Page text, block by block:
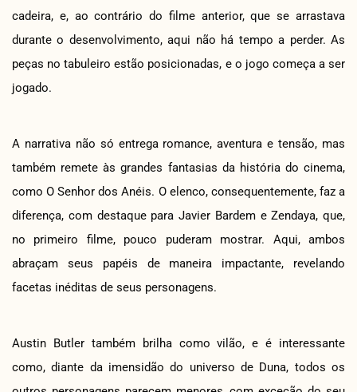
cadeira, e, ao contrário do filme anterior, que se arrastava
durante o desenvolvimento, aqui não há tempo a perder. As
peças no tabuleiro estão posicionadas, e o jogo começa a ser
jogado.
A narrativa não só entrega romance, aventura e tensão, mas
também remete às grandes fantasias da história do cinema,
como O Senhor dos Anéis. O elenco, consequentemente, faz a
diferença, com destaque para Javier Bardem e Zendaya, que,
no primeiro filme, pouco puderam mostrar. Aqui, ambos
abraçam seus papéis de maneira impactante, revelando
facetas inéditas de seus personagens.
Austin Butler também brilha como vilão, e é interessante
como, diante da imensidão do universo de Duna, todos os